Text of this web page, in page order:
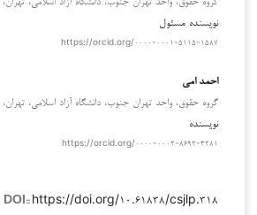
نویسنده مسئول
https://orcid.org/۰۰۰۰-۰۰۰۱-۵۱۱۵-۱۵۸۷
احمد امی
گروه حقوق، واحد تهران جنوب، دانشگاه آزاد اسلامی، تهران،
نویسنده
https://orcid.org/۰۰۰۰-۰۰۰۲-۸۶۹۲-۳۲۸۱
DOI:: https://doi.org/۱۰.۶۱۸۳۸/csjlp.۳۱۸